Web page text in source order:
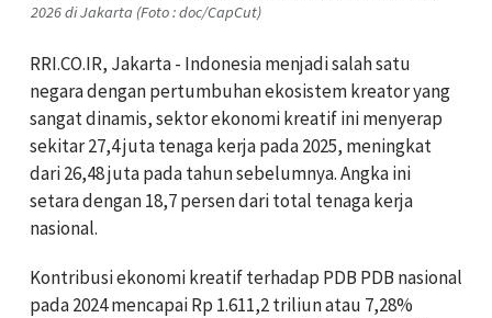
2026 di Jakarta (Foto : doc/CapCut)
RRI.CO.IR, Jakarta - Indonesia menjadi salah satu
negara dengan pertumbuhan ekosistem kreator yang
sangat dinamis, sektor ekonomi kreatif ini menyerap
sekitar 27,4 juta tenaga kerja pada 2025, meningkat
dari 26,48 juta pada tahun sebelumnya. Angka ini
setara dengan 18,7 persen dari total tenaga kerja
nasional.
Kontribusi ekonomi kreatif terhadap PDB PDB nasional
pada 2024 mencapai Rp 1.611,2 triliun atau 7,28%